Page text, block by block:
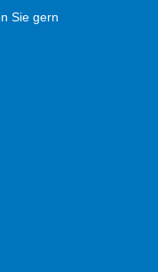
Sie gern